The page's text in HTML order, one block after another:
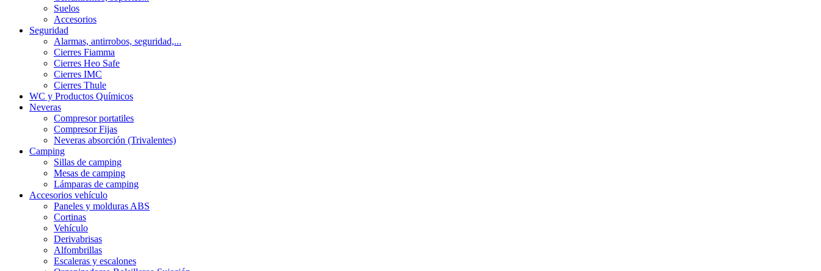
Suelos
Accesorios
Seguridad
Alarmas, antirrobos, seguridad,...
Cierres Fiamma
Cierres Heo Safe
Cierres IMC
Cierres Thule
WC y Productos Químicos
Neveras
Compresor portatiles
Compresor Fijas
Neveras absorción (Trivalentes)
Camping
Sillas de camping
Mesas de camping
Lámparas de camping
Accesorios vehículo
Paneles y molduras ABS
Cortinas
Vehículo
Derivabrisas
Alfombrillas
Escaleras y escalones